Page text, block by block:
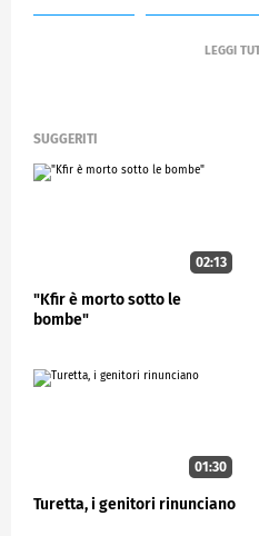
SUGGERITI
02:13
"Kfir è morto sotto le
bombe"
01:30
Turetta, i genitori rinunciano